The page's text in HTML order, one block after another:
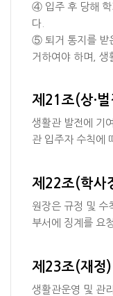
④ 입주 후 당해 학
다.
⑤ 퇴거 통지를 받
거하여야 하며, 생
제21조(상·
생활관 발전에 기
관 입주자 수칙에
제22조(학사
원장은 규정 및 수
부서에 징계를 요
제23조(재정)
생활관운영 및 관